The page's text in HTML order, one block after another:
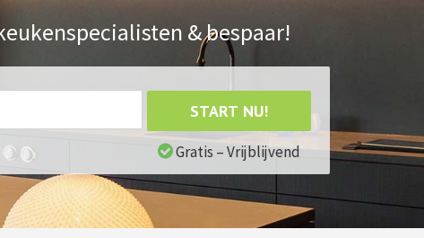
& bespaar!
START NU!
Gratis – Vrijblijvend